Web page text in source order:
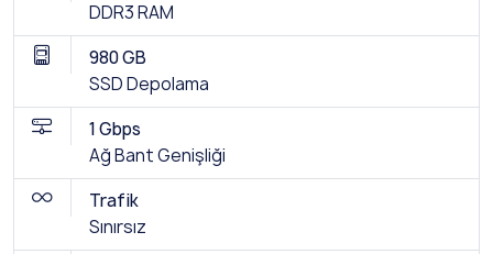
DDR3 RAM
980 GB
SSD Depolama
1 Gbps
Ağ Bant Genişliği
Trafik
Sınırsız